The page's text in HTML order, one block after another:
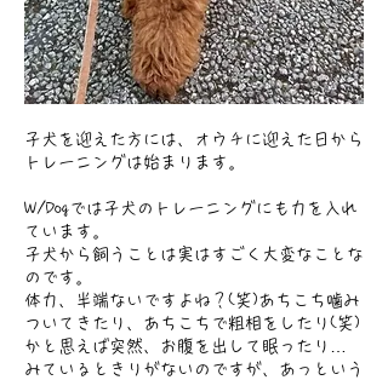
子犬を迎えた方には、オウチに迎えた日から
トレーニングは始まります。
W/Dogでは子犬のトレーニングにも力を入れ
ています。
子犬から飼うことは実はすごく大変なことな
のです。
体力、半端ないですよね？(笑)あちこち噛み
ついてきたり、あちこちで粗相をしたり(笑)
かと思えば突然、お腹を出して眠ったり…
みているときりがないのですが、あっという